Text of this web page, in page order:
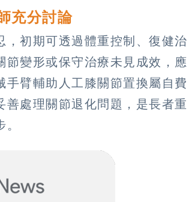
充分討論
，初期可透過體重控制、復健治
變形或保守治療未見成效，應
臂輔助人工膝關節置換屬自費
處理關節退化問題，是長者重